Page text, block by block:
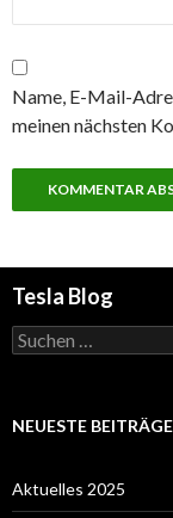
Name, E-Mail-
meinen nächsten
Tesla Blog
Suchen
nach:
NEUESTE BEITRÄGE
Aktuelles 2025